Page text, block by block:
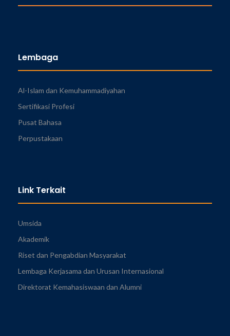
Lembaga
Al-Islam dan Kemuhammadiyahan
Sertifikasi Profesi
Pusat Bahasa
Perpustakaan
Link Terkait
Umsida
Akademik
Riset dan Pengabdian Masyarakat
Lembaga Kerjasama dan Urusan Internasional
Direktorat Kemahasiswaan dan Alumni